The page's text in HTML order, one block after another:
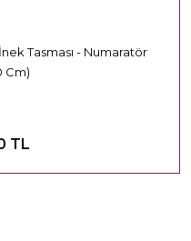
Tasması - Numaratör
Cm)
TL